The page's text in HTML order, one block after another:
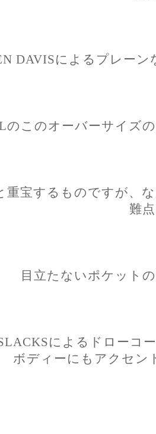
DAVISによるプレー
のこのオーバーサイズ
重宝するものですが、
難点
目立たないポケット
によるドローコ
ボディーにもアクセン